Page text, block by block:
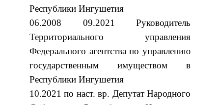
Республики Ингушетия
06.2008 09.2021 Руководитель
Территориального управления
Федерального агентства по управлению
государственным имуществом в
Республики Ингушетия
10.2021 по наст. вр. Депутат Народного